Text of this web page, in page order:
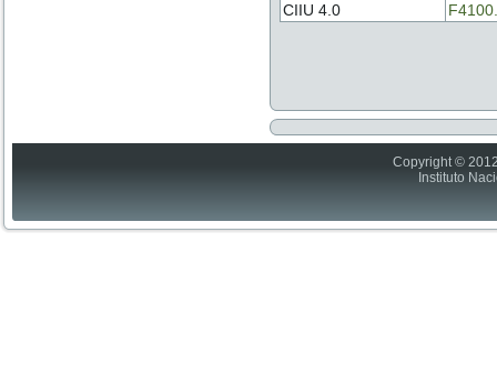
CIIU 4.0
Copyright ©
Instituto